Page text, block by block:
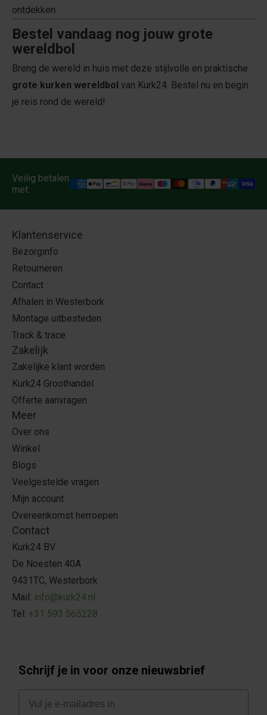
ontdekken.
Bestel vandaag nog jouw grote
wereldbol
Breng de wereld in huis met deze stijlvolle en praktische
grote kurken wereldbol van Kurk24. Bestel nu en begin
je reis rond de wereld!
Veilig betalen
met:
Klantenservice
Bezorginfo
Retourneren
Contact
Afhalen in Westerbork
Montage uitbesteden
Track & trace
Zakelijk
Zakelijke klant worden
Kurk24 Groothandel
Offerte aanvragen
Meer
Over ons
Winkel
Blogs
Veelgestelde vragen
Mijn account
Overeenkomst herroepen
Contact
Kurk24 BV
De Noesten 40A
9431TC, Westerbork
Mail: info@kurk24.nl
Tel: +31 593 565228
Schrijf je in voor onze nieuwsbrief